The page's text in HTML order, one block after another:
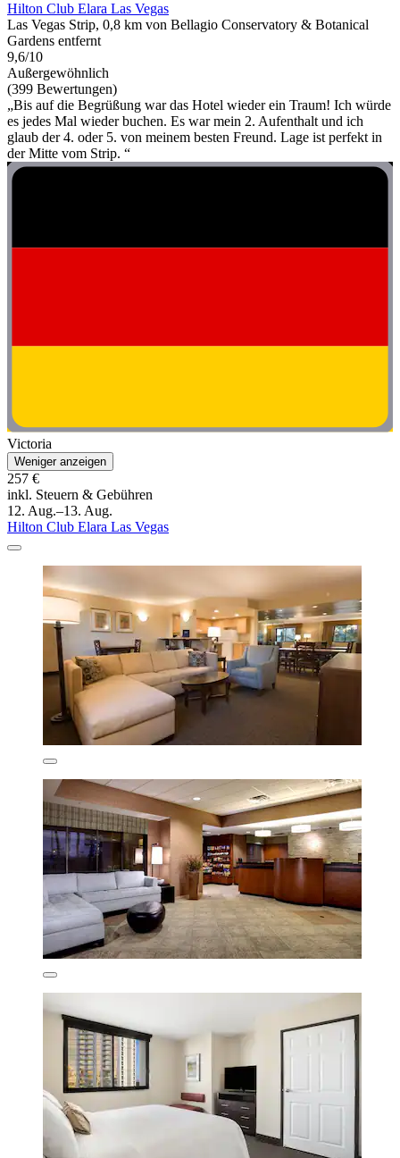
Hilton Club Elara Las Vegas
Las Vegas Strip, 0,8 km von Bellagio Conservatory & Botanical
Gardens entfernt
9,6/10
Außergewöhnlich
(399 Bewertungen)
„Bis auf die Begrüßung war das Hotel wieder ein Traum! Ich würde
es jedes Mal wieder buchen. Es war mein 2. Aufenthalt und ich
glaub der 4. oder 5. von meinem besten Freund. Lage ist perfekt in
der Mitte vom Strip. “
Victoria
Weniger anzeigen
257 €
inkl. Steuern & Gebühren
12. Aug.–13. Aug.
Hilton Club Elara Las Vegas